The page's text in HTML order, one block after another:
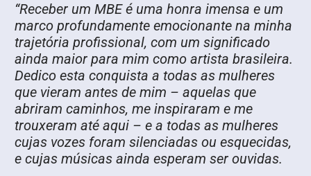
“Receber um MBE é uma honra imensa e um
marco profundamente emocionante na minha
trajetória profissional, com um significado
ainda maior para mim como artista brasileira.
Dedico esta conquista a todas as mulheres
que vieram antes de mim – aquelas que
abriram caminhos, me inspiraram e me
trouxeram até aqui – e a todas as mulheres
cujas vozes foram silenciadas ou esquecidas,
e cujas músicas ainda esperam ser ouvidas.